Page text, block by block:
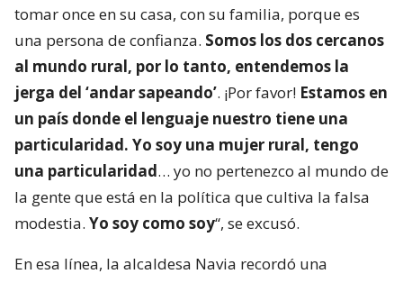
tomar once en su casa, con su familia, porque es
una persona de confianza. Somos los dos cercanos
al mundo rural, por lo tanto, entendemos la
jerga del ‘andar sapeando’. ¡Por favor! Estamos en
un país donde el lenguaje nuestro tiene una
particularidad. Yo soy una mujer rural, tengo
una particularidad… yo no pertenezco al mundo de
la gente que está en la política que cultiva la falsa
modestia. Yo soy como soy“, se excusó.
En esa línea, la alcaldesa Navia recordó una